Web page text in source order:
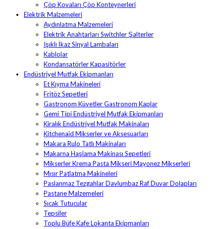
Çöp Kovaları Çöp Konteynerleri
Elektrik Malzemeleri
Aydınlatma Malzemeleri
Elektrik Anahtarları Switchler Şalterler
Işıklı İkaz Sinyal Lambaları
Kablolar
Kondansatörler Kapasitörler
Endüstriyel Mutfak Ekipmanları
Et Kıyma Makineleri
Fritöz Sepetleri
Gastronom Küvetler Gastronom Kaplar
Gemi Tipi Endüstriyel Mutfak Ekipmanları
Kiralık Endüstriyel Mutfak Makinaları
Kitchenaid Mikserler ve Aksesuarları
Makara Rulo Tatlı Makinaları
Makarna Haşlama Makinası Sepetleri
Mikserler Krema Pasta Mikseri Mayonez Mikserleri
Mısır Patlatma Makineleri
Paslanmaz Tezgahlar Davlumbaz Raf Duvar Dolapları
Pastane Malzemeleri
Sıcak Tutucular
Tepsiler
Toplu Büfe Kafe Lokanta Ekipmanları